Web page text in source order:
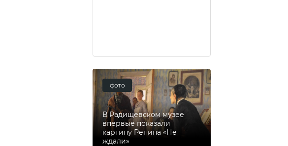
фото
В Радищевском музее
впервые показали
картину Репина «Не
ждали»